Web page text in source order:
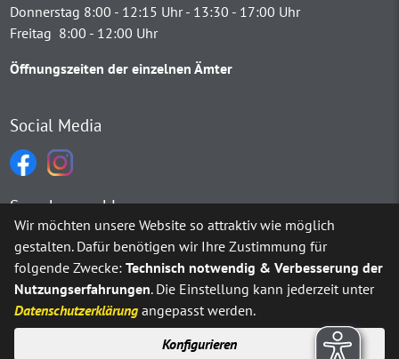
Donnerstag 8:00 - 12:15 Uhr - 13:30 - 17:00 Uhr
Freitag 8:00 - 12:00 Uhr
Öffnungszeiten der einzelnen Ämter
Social Media
Sprachauswahl
Möchten Sie vonGoogle Translate bereitgestellte externe
Ja Immer
Wir möchten unsere Website so attraktiv wie möglich
gestalten. Dafür benötigen wir Ihre Zustimmung für
folgende Zwecke:Technisch notwendig & Verbesserung der
Nutzungserfahrungen. Die Einstellung kann jederzeit unter
Datenschutzerklärung angepasst werden.
Konfigurieren